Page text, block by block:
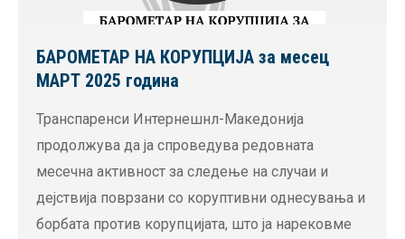
БАРОМЕТАР НА КОРУПЦИЈА за месец
МАРТ 2025 година
Транспаренси Интернешнл-Македонија
продолжува да ја спроведува редовната
месечна активност за следење на случаи и
дејствија поврзани со коруптивни однесувања и
борбата против корупцијата, што ја нарековме